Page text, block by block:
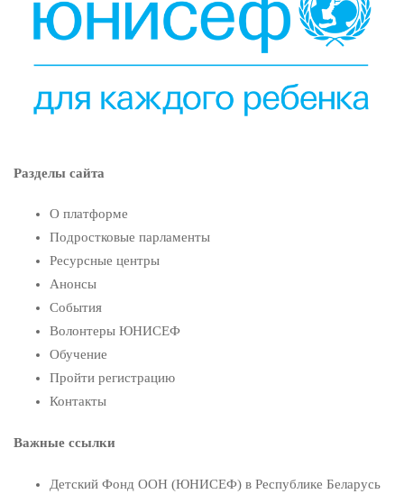
Разделы сайта
О платформе
Подростковые парламенты
Ресурсные центры
Анонсы
События
Волонтеры ЮНИСЕФ
Обучение
Пройти регистрацию
Контакты
Важные ссылки
Детский Фонд ООН (ЮНИСЕФ) в Республике Беларусь